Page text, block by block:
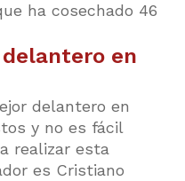
ha cosechado 46
en
delantero en
y no es fácil
realizar esta
es Cristiano